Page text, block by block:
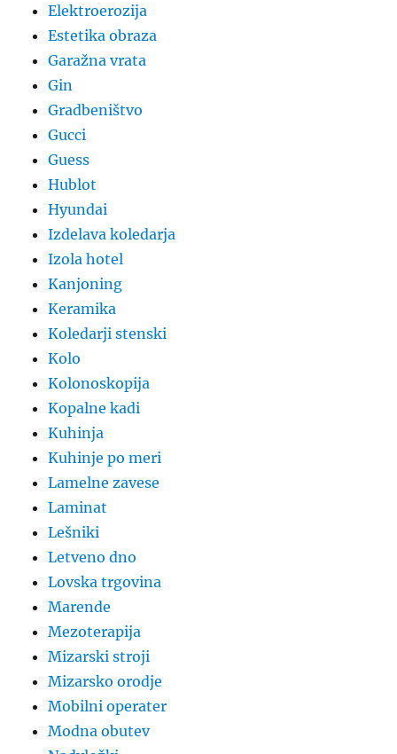
Elektroerozija
Estetika obraza
Garažna vrata
Gin
Gradbeništvo
Gucci
Guess
Hublot
Hyundai
Izdelava koledarja
Izola hotel
Kanjoning
Keramika
Koledarji stenski
Kolo
Kolonoskopija
Kopalne kadi
Kuhinja
Kuhinje po meri
Lamelne zavese
Laminat
Lešniki
Letveno dno
Lovska trgovina
Marende
Mezoterapija
Mizarski stroji
Mizarsko orodje
Mobilni operater
Modna obutev